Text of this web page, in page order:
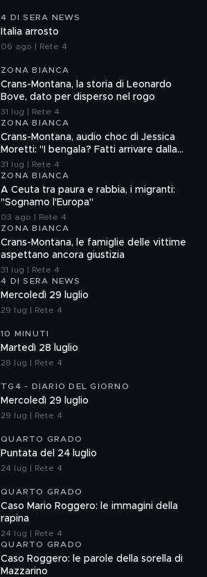
4 DI SERA NEWS
Italia arrosto
06 ago | Rete 4
ZONA BIANCA
Crans-Montana, la storia di Leonardo
Bove, dato per disperso nel rogo
31 lug | Rete 4
ZONA BIANCA
Crans-Montana, audio choc di Jessica
Moretti: "I bengala? Fatti arrivare dalla
Francia"
31 lug | Rete 4
ZONA BIANCA
A Ceuta tra paura e rabbia, i migranti:
"Sognamo l'Europa"
03 ago | Rete 4
ZONA BIANCA
Crans-Montana, le famiglie delle vittime
aspettano ancora giustizia
31 lug | Rete 4
4 DI SERA NEWS
Mercoledì 29 luglio
29 lug | Rete 4
10 MINUTI
Martedì 28 luglio
28 lug | Rete 4
TG4 - DIARIO DEL GIORNO
Mercoledì 29 luglio
29 lug | Rete 4
QUARTO GRADO
Puntata del 24 luglio
24 lug | Rete 4
QUARTO GRADO
Caso Mario Roggero: le immagini della
rapina
24 lug | Rete 4
QUARTO GRADO
Caso Roggero: le parole della sorella di
Mazzarino